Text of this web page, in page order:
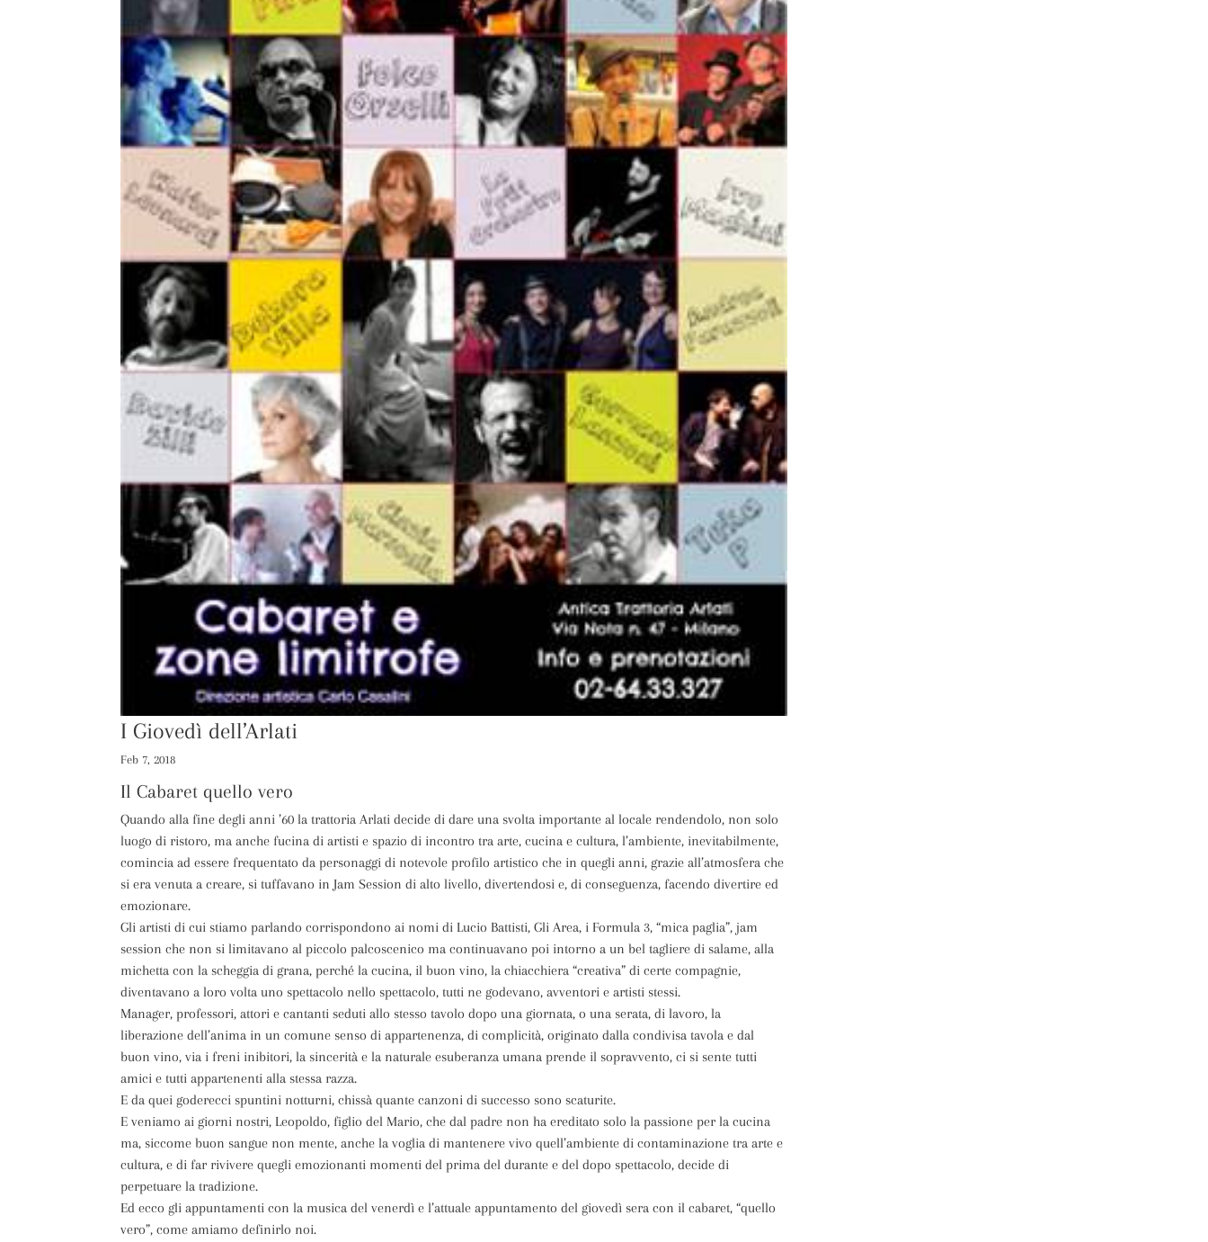
I Giovedì dell’Arlati
Feb 7, 2018
Il Cabaret quello vero
Quando alla fine degli anni ’60 la trattoria Arlati decide di dare una svolta importante al locale rendendolo, non solo
luogo di ristoro, ma anche fucina di artisti e spazio di incontro tra arte, cucina e cultura, l’ambiente, inevitabilmente,
comincia ad essere frequentato da personaggi di notevole profilo artistico che in quegli anni, grazie all’atmosfera che
si era venuta a creare, si tuffavano in Jam Session di alto livello, divertendosi e, di conseguenza, facendo divertire ed
emozionare.
Gli artisti di cui stiamo parlando corrispondono ai nomi di Lucio Battisti, Gli Area, i Formula 3, “mica paglia”, jam
session che non si limitavano al piccolo palcoscenico ma continuavano poi intorno a un bel tagliere di salame, alla
michetta con la scheggia di grana, perché la cucina, il buon vino, la chiacchiera “creativa” di certe compagnie,
diventavano a loro volta uno spettacolo nello spettacolo, tutti ne godevano, avventori e artisti stessi.
Manager, professori, attori e cantanti seduti allo stesso tavolo dopo una giornata, o una serata, di lavoro, la
liberazione dell’anima in un comune senso di appartenenza, di complicità, originato dalla condivisa tavola e dal
buon vino, via i freni inibitori, la sincerità e la naturale esuberanza umana prende il sopravvento, ci si sente tutti
amici e tutti appartenenti alla stessa razza.
E da quei goderecci spuntini notturni, chissà quante canzoni di successo sono scaturite.
E veniamo ai giorni nostri, Leopoldo, figlio del Mario, che dal padre non ha ereditato solo la passione per la cucina
ma, siccome buon sangue non mente, anche la voglia di mantenere vivo quell’ambiente di contaminazione tra arte e
cultura, e di far rivivere quegli emozionanti momenti del prima del durante e del dopo spettacolo, decide di
perpetuare la tradizione.
Ed ecco gli appuntamenti con la musica del venerdì e l’attuale appuntamento del giovedì sera con il cabaret, “quello
vero”, come amiamo definirlo noi.